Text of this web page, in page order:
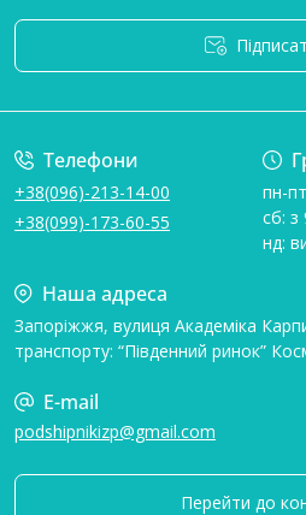
Телефони
+38(096)-213-14-00
+38(099)-173-60-55
пн-
сб: з
нд:
Наша адреса
Запоріжжя, вулиця Академіка
транспорту: “Південний ринок”
E-mail
podshipnikizp@gmail.com
Перейти до